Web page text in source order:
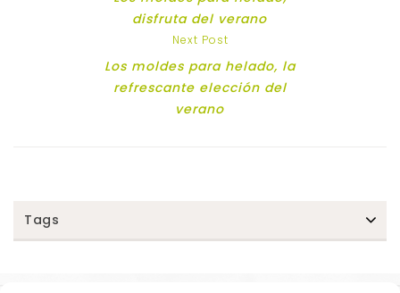
disfruta del verano
Next Post
Los moldes para helado, la
refrescante elección del
verano
Tags